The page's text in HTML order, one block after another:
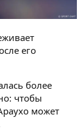
его
более
чтобы
может